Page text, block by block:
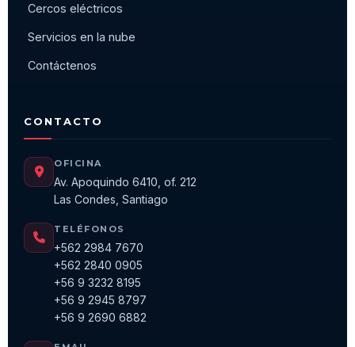
Cercos eléctricos
Servicios en la nube
Contáctenos
CONTACTO
OFICINA
Av. Apoquindo 6410, of. 212
Las Condes, Santiago
TELÉFONOS
+562 2984 7670
+562 2840 0905
+56 9 3232 8195
+56 9 2945 8797
+56 9 2690 6882